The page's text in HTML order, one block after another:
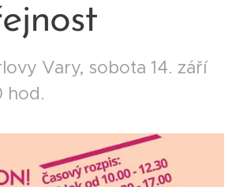
Vary, sobota 14. září
hod.